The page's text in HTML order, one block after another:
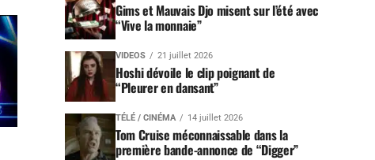
Gims et Mauvais Djo misent sur l’été avec
“Vive la monnaie”
VIDEOS 21 juillet 2026
Hoshi dévoile le clip poignant de
“Pleurer en dansant”
TÉLÉ / CINÉMA 14 juillet 2026
Tom Cruise méconnaissable dans la
première bande-annonce de “Digger”